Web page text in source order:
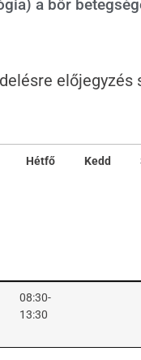
a bőr
előjegyzés
Hétfő Kedd
Hétfő
08:30-
13:30